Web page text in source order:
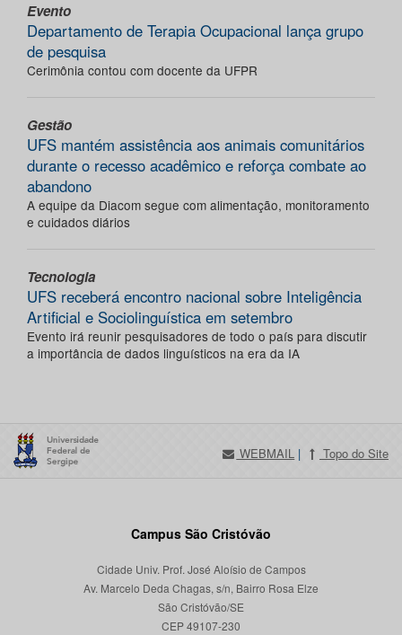
Evento
Departamento de Terapia Ocupacional lança grupo
de pesquisa
Cerimônia contou com docente da UFPR
Gestão
UFS mantém assistência aos animais comunitários
durante o recesso acadêmico e reforça combate ao
abandono
A equipe da Diacom segue com alimentação, monitoramento
e cuidados diários
Tecnologia
UFS receberá encontro nacional sobre Inteligência
Artificial e Sociolinguística em setembro
Evento irá reunir pesquisadores de todo o país para discutir
a importância de dados linguísticos na era da IA
WEBMAIL | Topo do Site
Campus São Cristóvão
Cidade Univ. Prof. José Aloísio de Campos
Av. Marcelo Deda Chagas, s/n, Bairro Rosa Elze
São Cristóvão/SE
CEP 49107-230